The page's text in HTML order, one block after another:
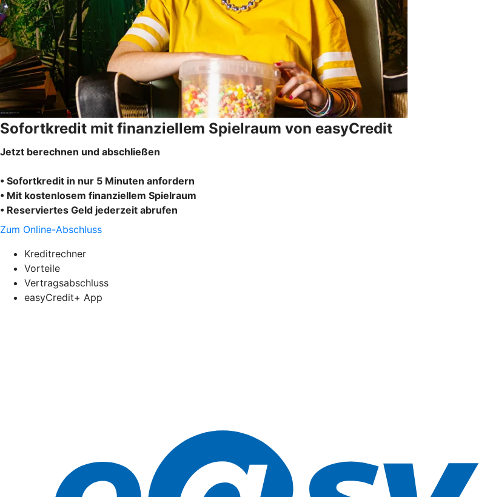
Sofortkredit mit finanziellem Spielraum von easyCredit
Jetzt berechnen und abschließen
• Sofortkredit in nur 5 Minuten anfordern
• Mit kostenlosem finanziellem Spielraum
• Reserviertes Geld jederzeit abrufen
Zum Online-Abschluss
Kreditrechner
Vorteile
Vertragsabschluss
easyCredit+ App